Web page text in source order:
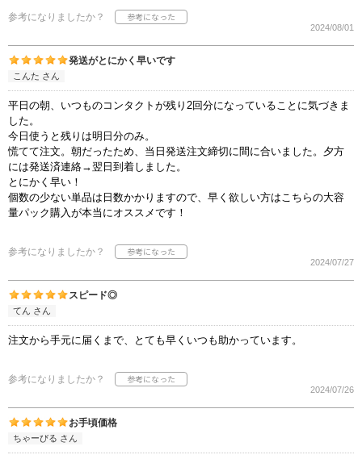
参考になりましたか？
2024/08/01
発送がとにかく早いです
こんた さん
平日の朝、いつものコンタクトが残り2回分になっていることに気づきま
した。
今日使うと残りは明日分のみ。
慌てて注文。朝だったため、当日発送注文締切に間に合いました。夕方
には発送済連絡→翌日到着しました。
とにかく早い！
個数の少ない単品は日数かかりますので、早く欲しい方はこちらの大容
量パック購入が本当にオススメです！
参考になりましたか？
2024/07/27
スピード◎
てん さん
注文から手元に届くまで、とても早くいつも助かっています。
参考になりましたか？
2024/07/26
お手頃価格
ちゃーびる さん